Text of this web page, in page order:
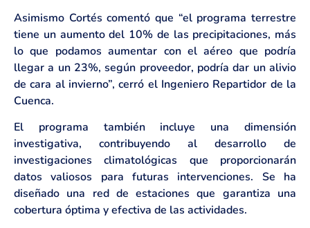
Asimismo Cortés comentó que “el programa terrestre
tiene un aumento del 10% de las precipitaciones, más
lo que podamos aumentar con el aéreo que podría
llegar a un 23%, según proveedor, podría dar un alivio
de cara al invierno”, cerró el Ingeniero Repartidor de la
Cuenca.
El programa también incluye una dimensión
investigativa, contribuyendo al desarrollo de
investigaciones climatológicas que proporcionarán
datos valiosos para futuras intervenciones. Se ha
diseñado una red de estaciones que garantiza una
cobertura óptima y efectiva de las actividades.